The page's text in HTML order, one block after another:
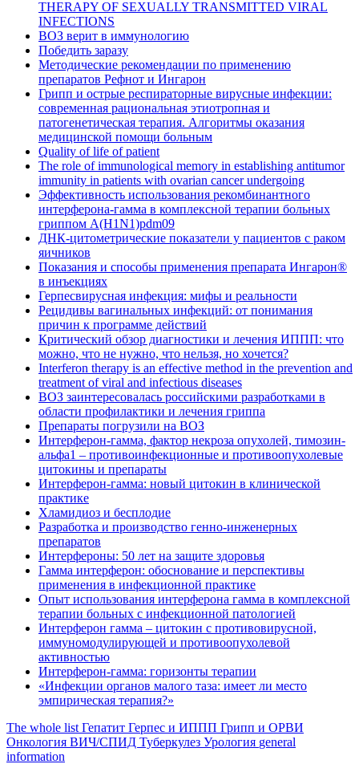
THERAPY OF SEXUALLY TRANSMITTED VIRAL
INFECTIONS
ВОЗ верит в иммунологию
Победить заразу
Методические рекомендации по применению
препаратов Рефнот и Ингарон
Грипп и острые респираторные вирусные инфекции:
современная рациональная этиотропная и
патогенетическая терапия. Алгоритмы оказания
медицинской помощи больным
Quality of life of patient
The role of immunological memory in establishing antitumor
immunity in patients with ovarian cancer undergoing
Эффективность использования рекомбинантного
интерферона-гамма в комплексной терапии больных
гриппом А(H1N1)pdm09
ДНК-цитометрические показатели у пациентов с раком
яичников
Показания и способы применения препарата Ингарон®
в инъекциях
Герпесвирусная инфекция: мифы и реальности
Рецидивы вагинальных инфекций: от понимания
причин к программе действий
Критический обзор диагностики и лечения ИППП: что
можно, что не нужно, что нельзя, но хочется?
Interferon therapy is an effective method in the prevention and
treatment of viral and infectious diseases
ВОЗ заинтересовалась российскими разработками в
области профилактики и лечения гриппа
Препараты погрузили на ВОЗ
Интерферон-гамма, фактор некроза опухолей, тимозин-
альфа1 – противоинфекционные и противоопухолевые
цитокины и препараты
Интерферон-гамма: новый цитокин в клинической
практике
Хламидиоз и бесплодие
Разработка и производство генно-инженерных
препаратов
Интерфероны: 50 лет на защите здоровья
Гамма интерферон: обоснование и перспективы
применения в инфекционной практике
Опыт использования интерферона гамма в комплексной
терапии больных с инфекционной патологией
Интерферон гамма – цитокин с противовирусной,
иммуномодулирующей и противоопухолевой
активностью
Интерферон-гамма: горизонты терапии
«Инфекции органов малого таза: имеет ли место
эмпирическая терапия?»
The whole list Гепатит Герпес и ИППП Грипп и ОРВИ
Онкология ВИЧ/СПИД Туберкулез Урология general
information